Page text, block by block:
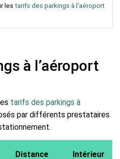
les tarifs des parkings à l'aéroport
à l’aéroport
tarifs des parkings à
par différents prestataires
Distance
Intérieur